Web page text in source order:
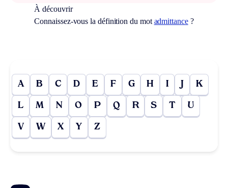
À découvrir
Connaissez-vous la définition du mot admittance?
A B C D E F G H I J K
L M N O P Q R S T U
V W X Y Z